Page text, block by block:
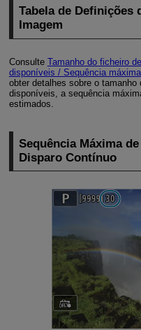
Tabela de Definições
Imagem
Consulte Tamanho do ficheiro
disponíveis / Sequência
obter detalhes sobre o
disponíveis, a sequência
estimados.
Sequência Máxima
Disparo Contínuo